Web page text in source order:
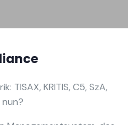
TISAX, KRITIS, C5, SzA,
nun?